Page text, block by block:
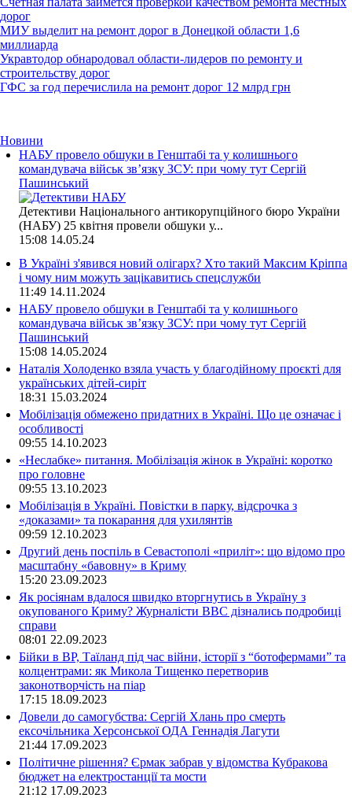
дорог
МИУ выделит на ремонт дорог в Донецкой области 1,6
миллиарда
Укравтодор обнародовал области-лидеров по ремонту и
строительству дорог
ГФС за год перечислила на ремонт дорог 12 млрд грн
Новини
НАБУ провело обшуки в Генштабі та у колишнього
командувача військ зв’язку ЗСУ: при чому тут Сергій
Пашинський
Детективи Національного антикорупційного бюро України
(НАБУ) 25 квітня провели обшуки у...
15:08 14.05.24
В Україні з'явився новий олігарх? Хто такий Максим Кріппа
і чому ним можуть зацікавитись спецслужби
11:49 14.11.2024
НАБУ провело обшуки в Генштабі та у колишнього
командувача військ зв’язку ЗСУ: при чому тут Сергій
Пашинський
15:08 14.05.2024
Наталія Холоденко взяла участь у благодійному проєкті для
українських дітей-сиріт
18:31 15.03.2024
Мобілізація обмежено придатних в Україні. Що це означає і
особливості
09:55 14.10.2023
«Неслабке» питання. Мобілізація жінок в Україні: коротко
про головне
09:55 13.10.2023
Мобілізація в Україні. Повістки в парку, відсрочка з
«доказами» та покарання для ухилянтів
09:59 12.10.2023
Другий день поспіль в Севастополі «приліт»: що відомо про
масштабну «бавовну» в Криму
15:20 23.09.2023
Як росіянам вдалося швидко вторгнутись в Україну з
окупованого Криму? Журналісти ВВС дізнались подробиці
справи
08:01 22.09.2023
Бійки в ВР, Таїланд під час війни, історії з “ботофермами” та
колцентрами: як Микола Тищенко перетворив
законотворчість на піар
17:15 18.09.2023
Довели до самогубства: Сергій Хлань про смерть
ексочільника Херсонської ОДА Геннадія Лагути
21:44 17.09.2023
Політичне рішення? Єрмак забрав у відомства Кубракова
бюджет на електростанції та мости
21:12 17.09.2023